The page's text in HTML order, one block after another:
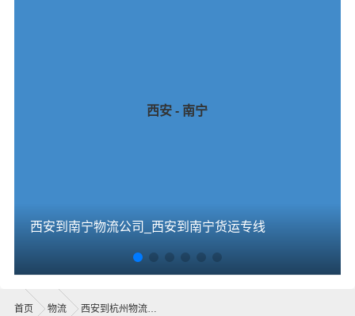
西安 - 南宁
西安到南宁物流公司_西安到南宁货运专线
首页 物流 西安到杭州物流公司